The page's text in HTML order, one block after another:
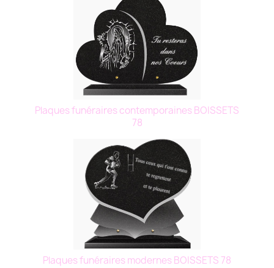
Plaques funéraires contemporaines BOISSETS
78
Plaques funéraires modernes BOISSETS 78